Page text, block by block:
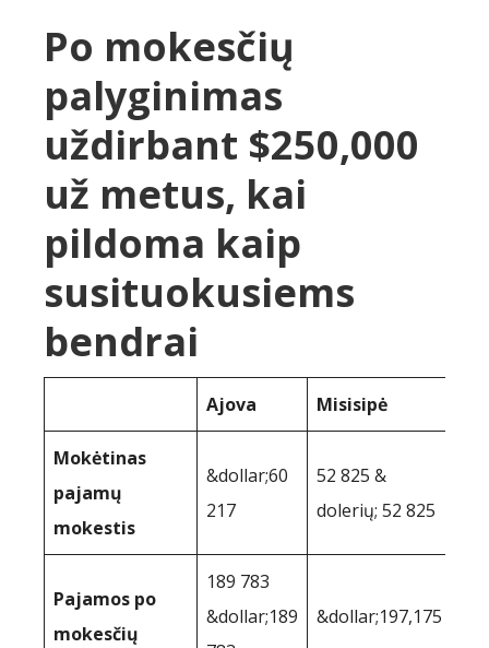
Po mokesčių
palyginimas
uždirbant $250,000
už metus, kai
pildoma kaip
susituokusiems
bendrai
Ajova Misisipė
Mokėtinas
pajamų
mokestis
&dollar;60
217
52 825 &
dolerių; 52 825
Pajamos po
mokesčių
189 783
&dollar;189
&dollar;197,175